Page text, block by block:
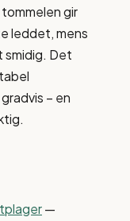
gir
leddet, mens
Det
– en
—